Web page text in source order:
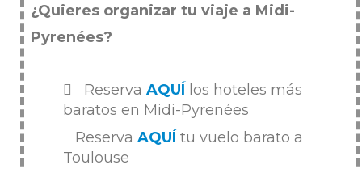
¿Quieres organizar tu viaje a Midi-
Pyrenées?
Reserva AQUÍ los hoteles más
baratos en Midi-Pyrenées
Reserva AQUÍ tu vuelo barato a
Toulouse